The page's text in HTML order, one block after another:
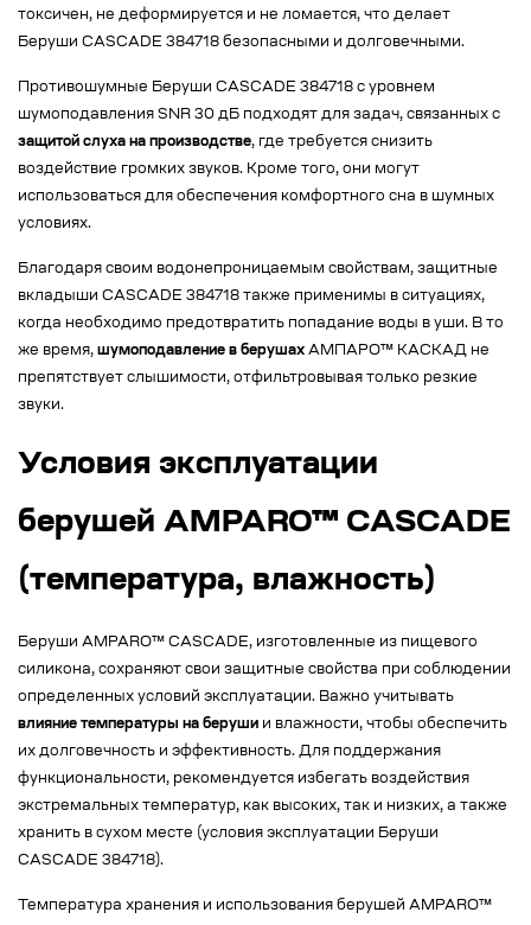
токсичен, не деформируется и не ломается, что делает
Беруши CASCADE 384718 безопасными и долговечными.
Противошумные Беруши CASCADE 384718 с уровнем
шумоподавления SNR 30 дБ подходят для задач, связанных с
защитой слуха на производстве, где требуется снизить
воздействие громких звуков. Кроме того, они могут
использоваться для обеспечения комфортного сна в шумных
условиях.
Благодаря своим водонепроницаемым свойствам, защитные
вкладыши CASCADE 384718 также применимы в ситуациях,
когда необходимо предотвратить попадание воды в уши. В то
же время, шумоподавление в берушах АМПАРО™ КАСКАД не
препятствует слышимости, отфильтровывая только резкие
звуки.
Условия эксплуатации
берушей AMPARO™ CASCADE
(температура, влажность)
Беруши AMPARO™ CASCADE, изготовленные из пищевого
силикона, сохраняют свои защитные свойства при соблюдении
определенных условий эксплуатации. Важно учитывать
влияние температуры на беруши и влажности, чтобы обеспечить
их долговечность и эффективность. Для поддержания
функциональности, рекомендуется избегать воздействия
экстремальных температур, как высоких, так и низких, а также
хранить в сухом месте (условия эксплуатации Беруши
CASCADE 384718).
Температура хранения и использования берушей AMPARO™